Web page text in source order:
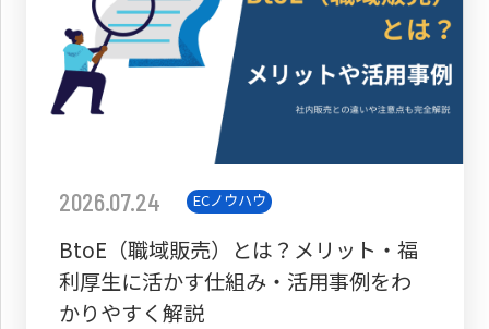
2026.07.24 ECノウハウ
BtoE（職域販売）とは？メリット・福
利厚生に活かす仕組み・活用事例をわ
かりやすく解説